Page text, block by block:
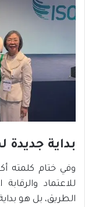
بداية جديدة
وفي ختام كلمته
للاعتماد
الطريق، بل هو